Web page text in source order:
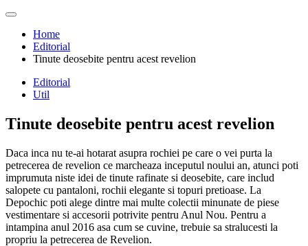
Home
Editorial
Tinute deosebite pentru acest revelion
Editorial
Util
Tinute deosebite pentru acest revelion
Daca inca nu te-ai hotarat asupra rochiei pe care o vei purta la
petrecerea de revelion ce marcheaza inceputul noului an, atunci poti
imprumuta niste idei de tinute rafinate si deosebite, care includ
salopete cu pantaloni, rochii elegante si topuri pretioase. La
Depochic poti alege dintre mai multe colectii minunate de piese
vestimentare si accesorii potrivite pentru Anul Nou. Pentru a
intampina anul 2016 asa cum se cuvine, trebuie sa stralucesti la
propriu la petrecerea de Revelion.